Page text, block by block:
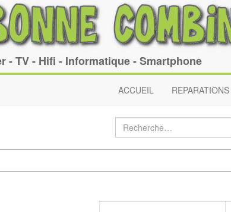
- TV - Hifi - Informatique - Smartphone
ACCUEIL REPARATIONS